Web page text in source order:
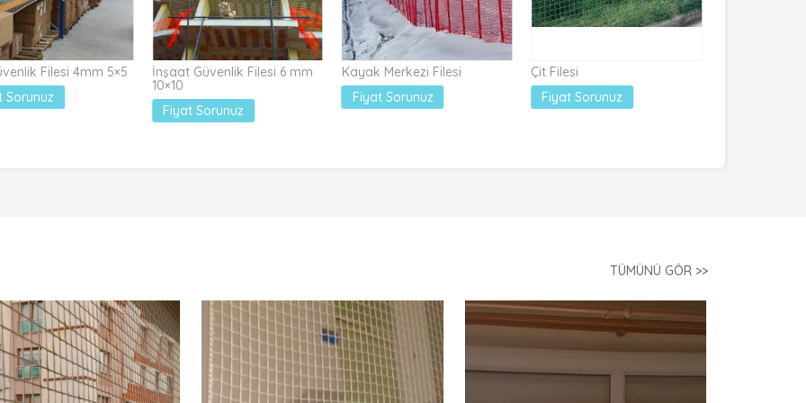
Filesi 4mm 5×5
Sorunuz
İnşaat Güvenlik Filesi 6 mm
10×10
Fiyat Sorunuz
Kayak Merkezi Filesi
Fiyat Sorunuz
Çit Filesi
Fiyat Sorunuz
TÜMÜNÜ GÖR >>